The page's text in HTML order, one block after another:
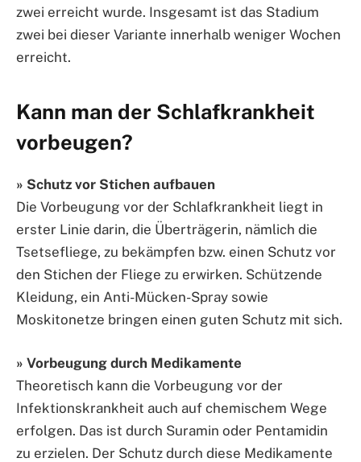
zwei erreicht wurde. Insgesamt ist das Stadium
zwei bei dieser Variante innerhalb weniger Wochen
erreicht.
Kann man der Schlafkrankheit
vorbeugen?
» Schutz vor Stichen aufbauen
Die Vorbeugung vor der Schlafkrankheit liegt in
erster Linie darin, die Überträgerin, nämlich die
Tsetsefliege, zu bekämpfen bzw. einen Schutz vor
den Stichen der Fliege zu erwirken. Schützende
Kleidung, ein Anti-Mücken-Spray sowie
Moskitonetze bringen einen guten Schutz mit sich.
» Vorbeugung durch Medikamente
Theoretisch kann die Vorbeugung vor der
Infektionskrankheit auch auf chemischem Wege
erfolgen. Das ist durch Suramin oder Pentamidin
zu erzielen. Der Schutz durch diese Medikamente